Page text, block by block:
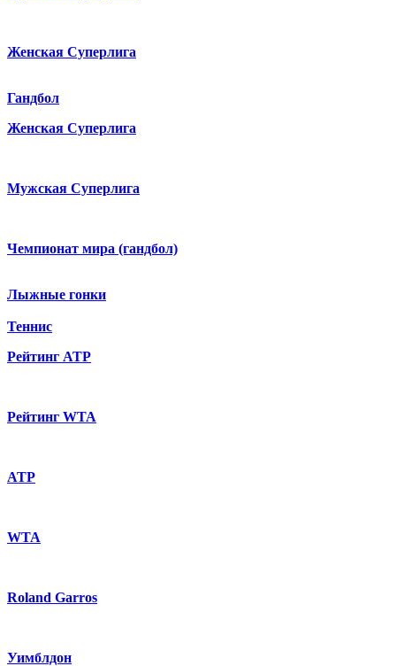
Женская Суперлига
Гандбол
Женская Суперлига
Мужская Суперлига
Чемпионат мира (гандбол)
Лыжные гонки
Теннис
Рейтинг ATP
Рейтинг WTA
ATP
WTA
Roland Garros
Уимблдон